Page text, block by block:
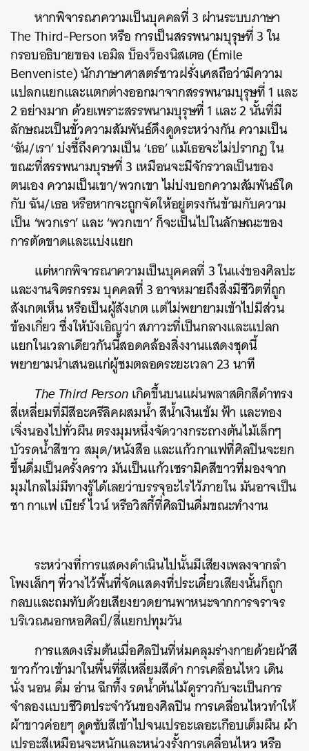
หากพิจารณาความเป็นบุคคลที่ 3 ผ่านระบบภาษา
The Third-Person หรือ การเป็นสรรพนามบุรุษที่ 3 ใน
กรอบอธิบายของ เอมิล บ็องว็องนิสเตอ (Émile
Benveniste) นักภาษาศาสตร์ชาวฝรั่งเศสถือว่ามีความ
แปลกแยกและแตกต่างออกมาจากสรรพนามบุรุษที่ 1 และ
2 อย่างมาก ด้วยเพราะสรรพนามบุรุษที่ 1 และ 2 นั้นที่มี
ลักษณะเป็นขั้วความสัมพันธ์ดึงดูดระหว่างกัน ความเป็น
‘ฉัน/เรา’ บ่งชี้ถึงความเป็น ‘เธอ’ แม้เธอจะไม่ปรากฏ ใน
ขณะที่สรรพนามบุรษที่ 3 เหมือนจะมีจักรวาลเป็นของ
ตนเอง ความเป็นเขา/พวกเขา ไม่บ่งบอกความสัมพันธ์ใด
กับ ฉัน/เธอ หรือหากจะถูกจัดให้อยู่ตรงกันข้ามกับความ
เป็น ‘พวกเรา’ และ ‘พวกเขา’ ก็จะเป็นไปในลักษณะของ
การตัดขาดและแบ่งแยก
แต่หากพิจารณาความเป็นบุคคลที่ 3 ในแง่ของศิลปะ
และงานจิตรกรรม บุคคลที่ 3 อาจหมายถึงสิ่งมีชีวิตที่ถูก
สังเกตเห็น หรือเป็นผู้สังเกต แต่ไม่พยายามเข้าไปมีส่วน
ข้องเกี่ยว ซึ่งให้บังเอิญว่าสภาวะที่เป็นกลางและแปลก
แยกในเวลาเดียวกันนี้สอดคล้องสิ่งงานแสดงชุดนี้
พยายามนำเสนอแก่ผู้ชมตลอดระยะเวลา 23 นาที
The Third Personเกิดขึ้นบนแผ่นพลาสติกสีดำทรง
สี่เหลี่ยมที่มีสีอะครีลิคผสมน้ำ สีน้ำเงินเข้ม ฟ้า และทอง
เจิ่งนองไปทั่วผืน ตรงมุมหนึ่งจัดวางกระถางต้นไม้เล็กๆ
บัวรดน้ำสีขาว สมุด/หนังสือ และแก้วกาแฟที่ศิลปินจะยก
ขึ้นดื่มเป็นครั้งคราว มันเป็นแก้วเซรามิคสีขาวที่มองจาก
มุมไกลไม่มีทางรู้ได้เลยว่าบรรจุอะไรไว้ภายใน มันอาจเป็น
ชา กาแฟ เบียร์ ไวน์ หรือวิสกี้ที่ศิลปินดื่มขณะทำงาน
ระหว่างที่การแสดงดำเนินไปนั้นมีเสียงเพลงจากลำ
โพงเล็กๆ ที่วางไว้พื้นที่จัดแสดงที่ประเดี๋ยวเสียงนั้นก็ถูก
กลบและถมทับด้วยเสียงยวดยานพาหนะจากการจราจร
บริเวณนอกหอศิลป์/สี่แยกปทุมวัน
การแสดงเริ่มต้นเมื่อศิลปินที่ห่มคลุมร่างกายด้วยผ้าสี
ขาวก้าวเข้ามาในพื้นที่สี่เหลี่ยมสีดำ การเคลื่อนไหว เดิน
นั่ง นอน ดื่ม อ่าน ฉีกทึ้ง รดน้ำต้นไม้ดูราวกับจะเป็นการ
จำลองแบบชีวิตประจำวันของศิลปิน การเคลื่อนไหวทำให้
ผ้าขาวค่อยๆ ดูดซับสีเข้าไปจนเปรอะเลอะเกือบเต็มผืน ผ้า
เปรอะสีเหมือนจะหนักและหน่วงรั้งการเคลื่อนไหว หรือ